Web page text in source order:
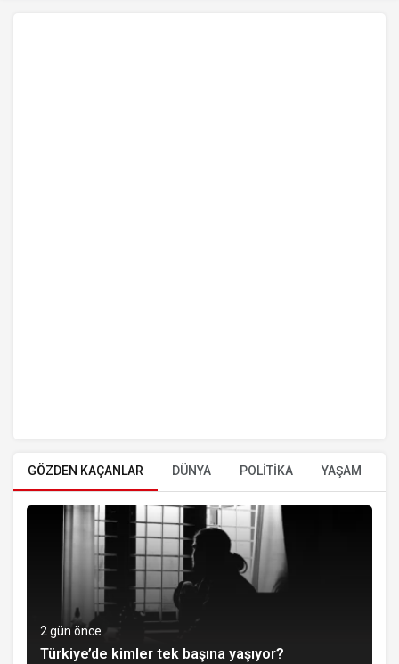
GÖZDEN KAÇANLAR DÜNYA POLİTİKA YAŞAM
2 gün önce
Türkiye’de kimler tek başına yaşıyor?